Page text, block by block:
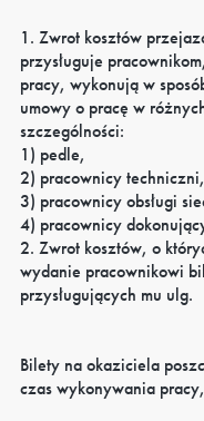
1. Zwrot kosztów
przysługuje
pracy, wykonują w
umowy o pracę w
szczególności:
1) pedle,
2) pracownicy techniczni,
3) pracownicy obsługi
4) pracownicy
2. Zwrot kosztów, o
wydanie pracownikowi
przysługujących mu ulg.
Bilety na okaziciela
czas wykonywania